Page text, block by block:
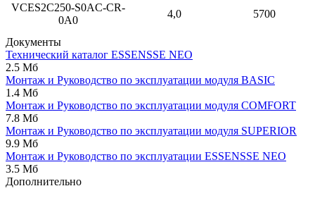
VCES2C250-S0AC-CR-
0A0
4,0 5700
Документы
Технический каталог ESSENSSE NEO
2.5 Мб
Монтаж и Руководство по эксплуатации модуля BASIC
1.4 Мб
Монтаж и Руководство по эксплуатации модуля COMFORT
7.8 Мб
Монтаж и Руководство по эксплуатации модуля SUPERIOR
9.9 Мб
Монтаж и Руководство по эксплуатации ESSENSSE NEO
3.5 Мб
Дополнительно